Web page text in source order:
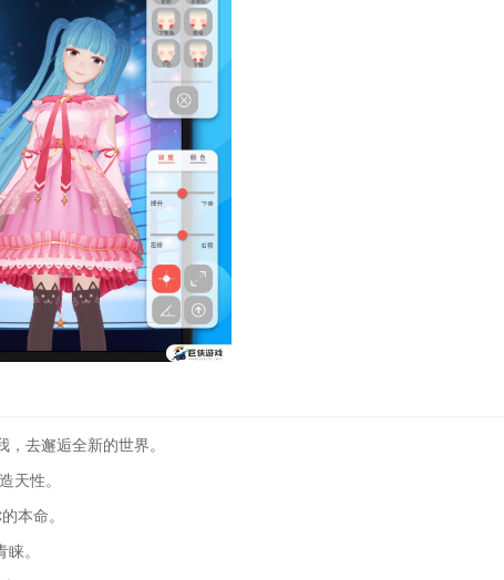
去邂逅全新的世界。
天性。
本命。
。